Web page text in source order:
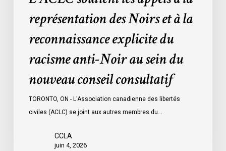
conseil
consultatif
représentation des Noirs et à la
reconnaissance explicite du
racisme anti-Noir au sein du
nouveau conseil consultatif
TORONTO, ON - L'Association canadienne des libertés
civiles (ACLC) se joint aux autres membres du…
CCLA
juin 4, 2026